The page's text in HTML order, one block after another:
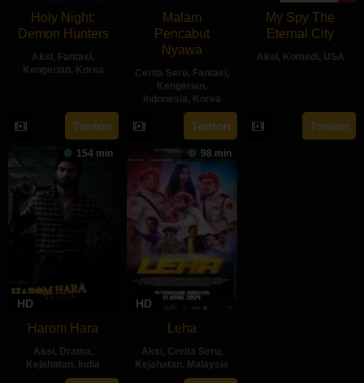
Holy Night:
Demon Hunters
Aksi, Fantasi,
Kengerian, Korea
Apr
2025
Dae-
hee
Tonton
Malam
Pencabut
Nyawa
Cerita Seru, Fantasi,
Kengerian,
Indonesia, Korea
22
May
2024
Sidharta
Tata
Tonton
My Spy The
Eternal City
Aksi, Komedi, USA
2024
Tonton
154 min
HD
Harom Hara
Aksi, Drama,
Kejahatan, India
98 min
HD
Leha
Aksi, Cerita Seru,
Kejahatan, Malaysia